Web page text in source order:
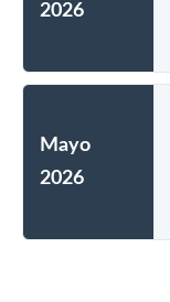
2026
Mayo
2026